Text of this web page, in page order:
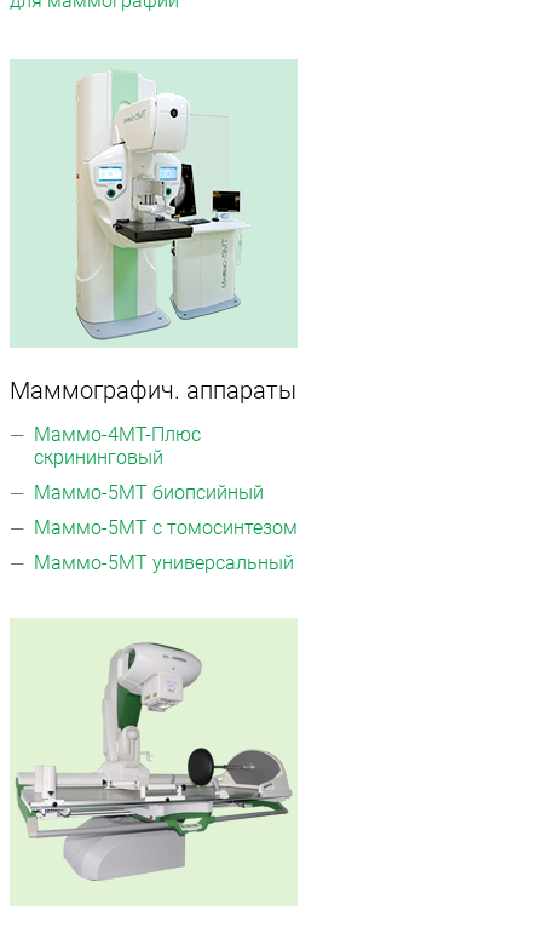
Маммографич. аппараты
Маммо-4МТ-Плюс
скрининговый
Маммо-5МТ биопсийный
Маммо-5МТ с томосинтезом
Маммо-5МТ универсальный